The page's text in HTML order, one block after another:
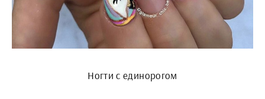
Ногти с единорогом